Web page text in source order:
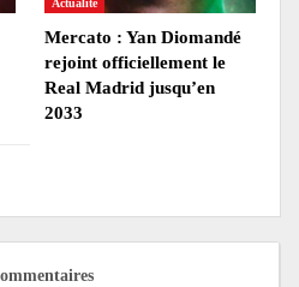
Actualité
Mercato : Yan Diomandé
rejoint officiellement le
Real Madrid jusqu’en
2033